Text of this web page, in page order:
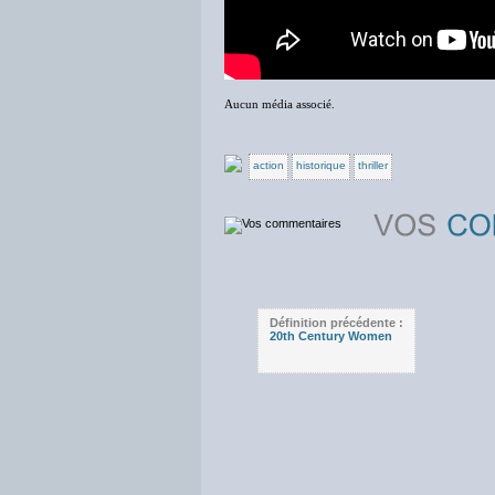
Aucun média associé.
action historique thriller
Définition précédente :
20th Century Women